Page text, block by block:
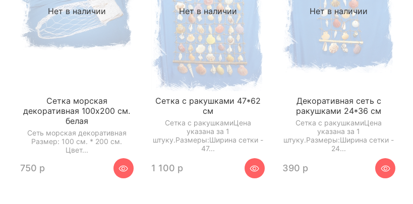
Нет в наличии
Сетка морская
декоративная 100х200 см.
белая
Сеть морская декоративная
Размер: 100 см. * 200 см.
Цвет...
750 р
Нет в наличии
Сетка с ракушками 47*62
см
Сетка с ракушкамиЦена
указана за 1
штуку.Размеры:Ширина сетки -
47...
1 100 р
Нет в наличии
Декоративная сеть с
ракушками 24*36 см
Сетка с ракушкамиЦена
указана за 1
штуку.Размеры:Ширина сетки -
24...
390 р